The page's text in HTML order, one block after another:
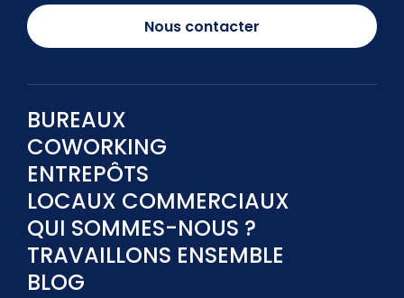
Nous contacter
BUREAUX
COWORKING
ENTREPÔTS
LOCAUX COMMERCIAUX
QUI SOMMES-NOUS ?
TRAVAILLONS ENSEMBLE
BLOG